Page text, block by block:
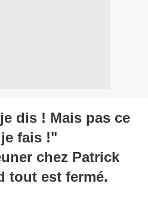
dis ! Mais pas ce
fais !"
chez Patrick
tout est fermé.